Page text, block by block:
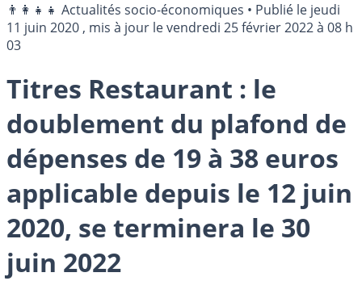
👨‍👩‍👧‍👧 Actualités socio-économiques • Publié le jeudi
11 juin 2020 , mis à jour levendredi 25 février 2022 à 08 h
03
Titres Restaurant : le
doublement du plafond de
dépenses de 19 à 38 euros
applicable depuis le 12 juin
2020, se terminera le 30
juin 2022